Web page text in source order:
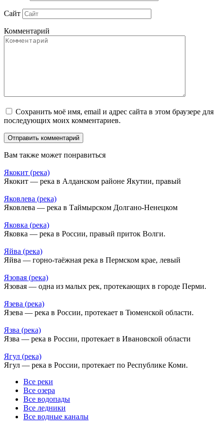
Сайт
Комментарий
Сохранить моё имя, email и адрес сайта в этом браузере для
последующих моих комментариев.
Вам также может понравиться
Якокит (река)
Якокит — река в Алданском районе Якутии, правый
Яковлева (река)
Яковлева — река в Таймырском Долгано-Ненецком
Яковка (река)
Яковка — река в России, правый приток Волги.
Яйва (река)
Яйва — горно-таёжная река в Пермском крае, левый
Язовая (река)
Язовая — одна из малых рек, протекающих в городе Перми.
Язева (река)
Язева — река в России, протекает в Тюменской области.
Язва (река)
Язва — река в России, протекает в Ивановской области
Ягул (река)
Ягул — река в России, протекает по Республике Коми.
Все реки
Все озера
Все водопады
Все ледники
Все водные каналы